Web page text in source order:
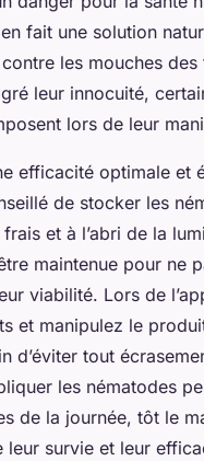
fait une solution
les mouches des
leur innocuité,
lors de leur
efficacité optimale et
de stocker les
et à l’abri de la
maintenue pour ne
viabilité. Lors de
et manipulez le
d’éviter tout
les nématodes
de la journée, tôt le
leur survie et leur